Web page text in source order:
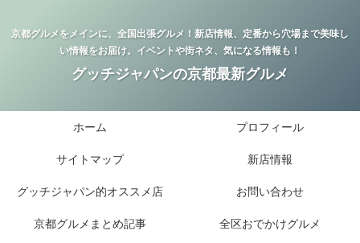
京都グルメをメインに、全国出張グルメ！新店情報、定番から穴場まで美味し
い情報をお届け。イベントや街ネタ、気になる情報も！
グッチジャパンの京都最新グルメ
ホーム プロフィール
サイトマップ 新店情報
グッチジャパン的オススメ店 お問い合わせ
京都グルメまとめ記事 全区おでかけグルメ